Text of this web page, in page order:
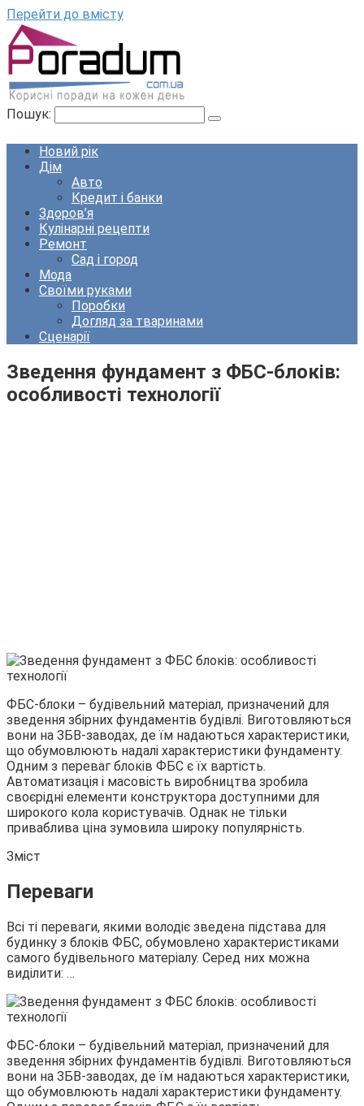
Перейти до вмісту
Пошук:
Новий рік
Дім
Авто
Кредит і банки
Здоров’я
Кулінарні рецепти
Ремонт
Сад і город
Мода
Своїми руками
Поробки
Догляд за тваринами
Сценарії
Зведення фундамент з ФБС-блоків:
особливості технології
ФБС-блоки – будівельний матеріал, призначений для
зведення збірних фундаментів будівлі. Виготовляються
вони на ЗБВ-заводах, де їм надаються характеристики,
що обумовлюють надалі характеристики фундаменту.
Одним з переваг блоків ФБС є їх вартість.
Автоматизація і масовість виробництва зробила
своєрідні елементи конструктора доступними для
широкого кола користувачів. Однак не тільки
приваблива ціна зумовила широку популярність.
Зміст
Переваги
Всі ті переваги, якими володіє зведена підстава для
будинку з блоків ФБС, обумовлено характеристиками
самого будівельного матеріалу. Серед них можна
виділити: …
ФБС-блоки – будівельний матеріал, призначений для
зведення збірних фундаментів будівлі. Виготовляються
вони на ЗБВ-заводах, де їм надаються характеристики,
що обумовлюють надалі характеристики фундаменту.